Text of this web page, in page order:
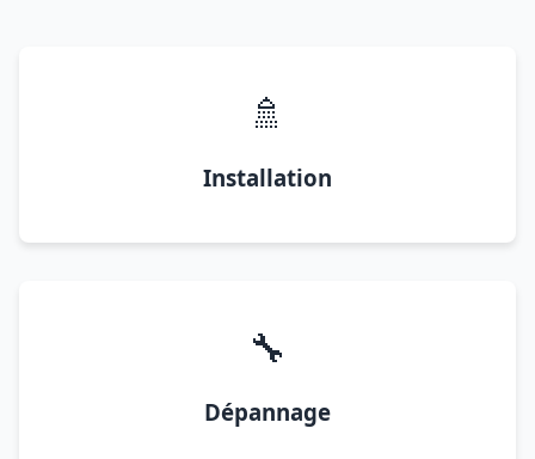
🚿
Installation
🔧
Dépannage